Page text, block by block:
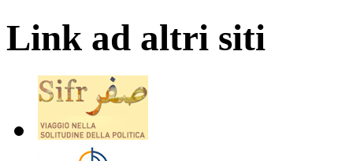
Link ad altri siti